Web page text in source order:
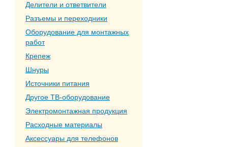
Делители и ответвители
Разъемы и переходники
Оборудование для монтажных
работ
Крепеж
Шнуры
Источники питания
Другое ТВ-оборудование
Электромонтажная продукция
Расходные материалы
Аксессуары для телефонов